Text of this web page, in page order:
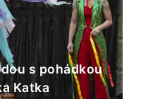
s pohádkou
Katka